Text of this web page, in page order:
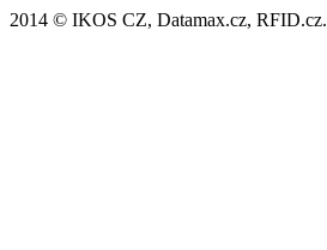
2014 © IKOS CZ, Datamax.cz, RFID.cz.